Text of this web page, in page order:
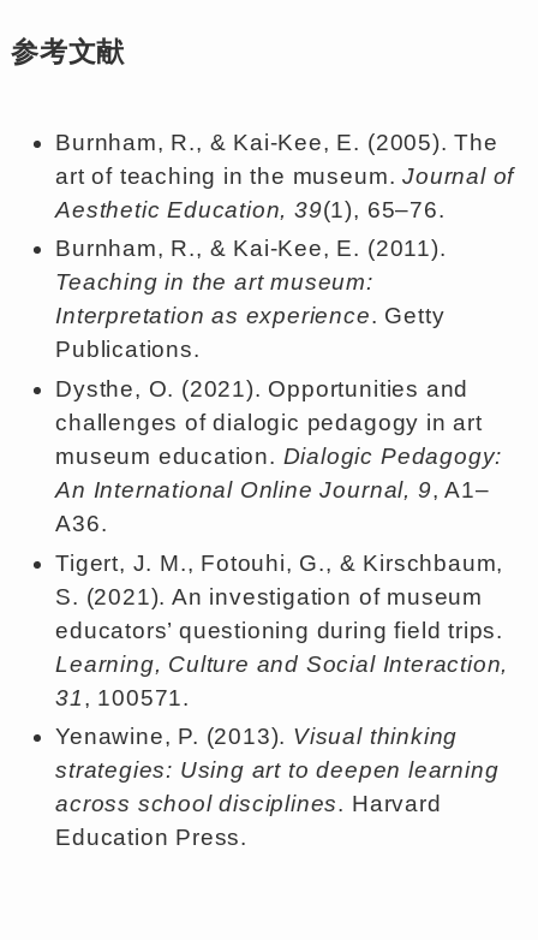
参考文献
Burnham, R., & Kai-Kee, E. (2005). The
art of teaching in the museum.Journal of
Aesthetic Education, 39(1), 65–76.
Burnham, R., & Kai-Kee, E. (2011).
Teaching in the art museum:
Interpretation as experience. Getty
Publications.
Dysthe, O. (2021). Opportunities and
challenges of dialogic pedagogy in art
museum education. Dialogic Pedagogy:
An International Online Journal, 9, A1–
A36.
Tigert, J. M., Fotouhi, G., & Kirschbaum,
S. (2021). An investigation of museum
educators’ questioning during field trips.
Learning, Culture and Social Interaction,
31, 100571.
Yenawine, P. (2013). Visual thinking
strategies: Using art to deepen learning
across school disciplines. Harvard
Education Press.